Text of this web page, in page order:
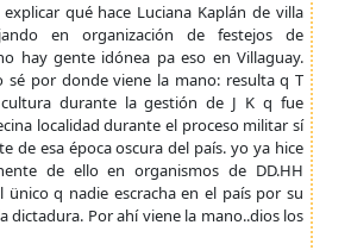
qué hace Luciana Kaplán de villa
en organización de festejos de
hay gente idónea pa eso en Villaguay.
sé por donde viene la mano: resulta q T
durante la gestión de J K q fue
localidad durante el proceso militar sí
de esa época oscura del país. yo ya hice
de ello en organismos de DD.HH
ünico q nadie escracha en el país por su
dictadura. Por ahí viene la mano..dios los